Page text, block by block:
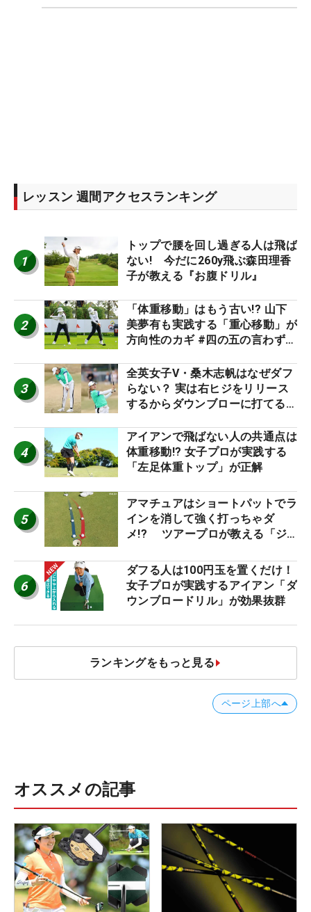
レッスン 週間アクセスランキング
1
トップで腰を回し過ぎる人は飛ば
ない! 今だに260y飛ぶ森田理香
子が教える『お腹ドリル』
2
「体重移動」はもう古い!? 山下
美夢有も実践する「重心移動」が
方向性のカギ #四の五の言わず振
3
全英女子V・桑木志帆はなぜダフ
らない？ 実は右ヒジをリリース
するからダウンブローに打てる #
4
アイアンで飛ばない人の共通点は
体重移動!? 女子プロが実践する
「左足体重トップ」が正解
5
アマチュアはショートパットでラ
インを消して強く打っちゃダ
メ!? ツアープロが教える「ジ
減するワケ
6
ダフる人は100円玉を置くだけ！
女子プロが実践するアイアン「ダ
ウンブロードリル」が効果抜群
ランキングをもっと見る
ページ上部へ
オススメの記事